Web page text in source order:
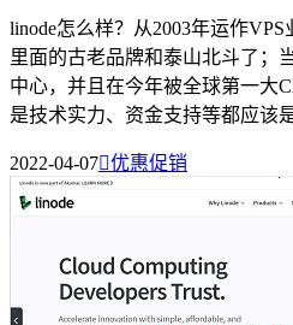
linode怎么样？从2003年运作
里面的古老品牌和泰山北斗了；
中心，并且在今年被全球第一大
是技术实力、资金支持等都应该
2022-04-07优惠促销